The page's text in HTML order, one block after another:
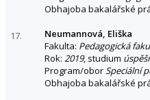
Obhajoba bakalářské
17.
Neumannová, Eliška
Fakulta: Pedagogická
Rok: 2019, studium
Program/oborSpeciální
Obhajoba bakalářské